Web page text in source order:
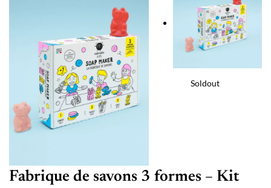
Soldout
Fabrique de savons 3 formes – Kit